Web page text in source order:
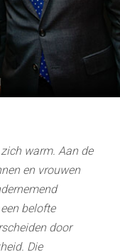
warm. Aan de
en vrouwen
belofte
door
Die